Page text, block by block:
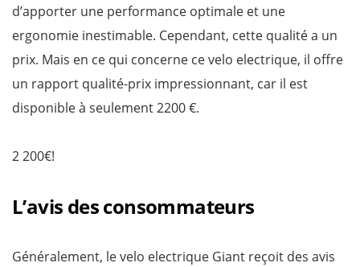
d’apporter une performance optimale et une
ergonomie inestimable. Cependant, cette qualité a un
prix. Mais en ce qui concerne ce velo electrique, il offre
un rapport qualité-prix impressionnant, car il est
disponible à seulement 2200 €.
2 200€!
L’avis des consommateurs
Généralement, le velo electrique Giant reçoit des avis